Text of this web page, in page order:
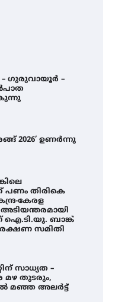
– ഗുരുവായൂർ –
2026’ ഉണർന്നു
പണം തിരികെ
കേരള
ഐ.ടി.യു. ബാങ്ക്
സമിതി
സാധ്യത –
മഴ തുടരും,
മഞ്ഞ അലർട്ട്